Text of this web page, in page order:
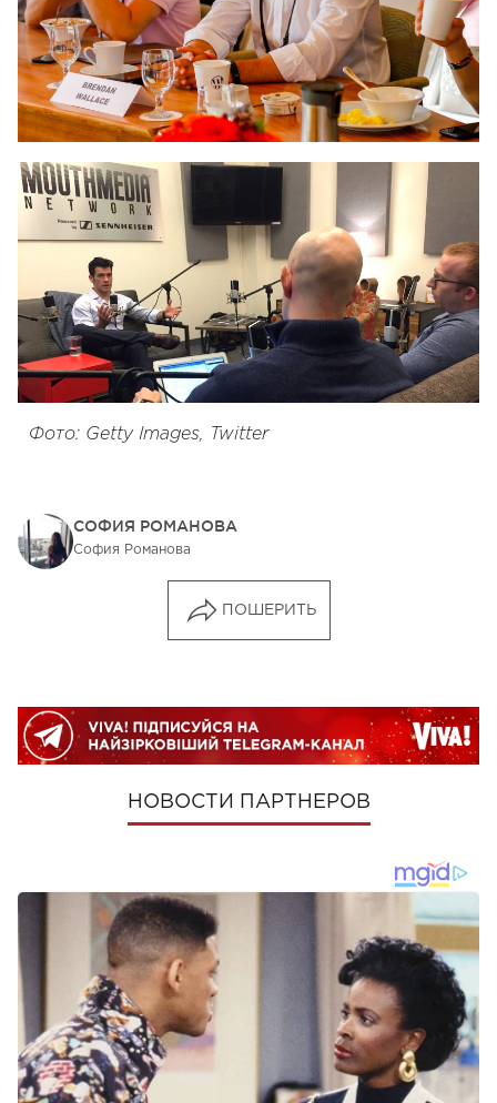
Фото: Getty Images, Twitter
СОФИЯ РОМАНОВА
София Романова
ПОШЕРИТЬ
НОВОСТИ ПАРТНЕРОВ